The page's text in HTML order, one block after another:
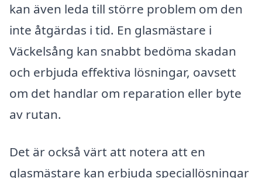
kan även leda till större problem om den
inte åtgärdas i tid. En glasmästare i
Väckelsång kan snabbt bedöma skadan
och erbjuda effektiva lösningar, oavsett
om det handlar om reparation eller byte
av rutan.
Det är också värt att notera att en
glasmästare kan erbjuda speciallösningar